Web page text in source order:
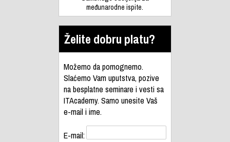
međunarodne ispite.
Želite dobru platu?
Možemo da pomognemo.
Slaćemo Vam uputstva, pozive
na besplatne seminare i vesti sa
ITAcademy. Samo unesite Vaš
e-mail i ime.
E-mail: